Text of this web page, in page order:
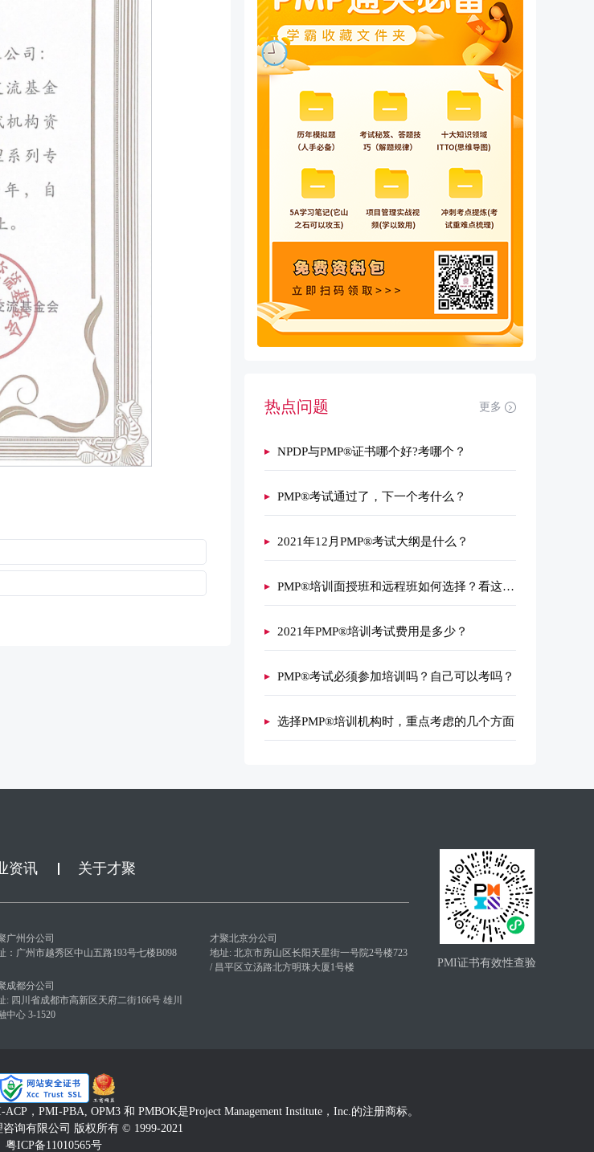
热点问题 更多
NPDP与PMP®证书哪个好?考哪个？
PMP®考试通过了，下一个考什么？
2021年12月PMP®考试大纲是什么？
PMP®培训面授班和远程班如何选择？看这里！
2021年PMP®培训考试费用是多少？
PMP®考试必须参加培训吗？自己可以考吗？
选择PMP®培训机构时，重点考虑的几个方面
资讯 关于才聚
广州分公司
：广州市越秀区中山五路193号七楼B098
才聚北京分公司
地址: 北京市房山区长阳天星街一号院2号楼723
/ 昌平区立汤路北方明珠大厦1号楼
成都分公司
: 四川省成都市高新区天府二街166号 雄川
中心 3-1520
PMI证书有效性查验
，PMI-PBA, OPM3 和 PMBOK是Project Management Institute，Inc.的注册商标。
询有限公司 版权所有 © 1999-2021
粤ICP备11010565号